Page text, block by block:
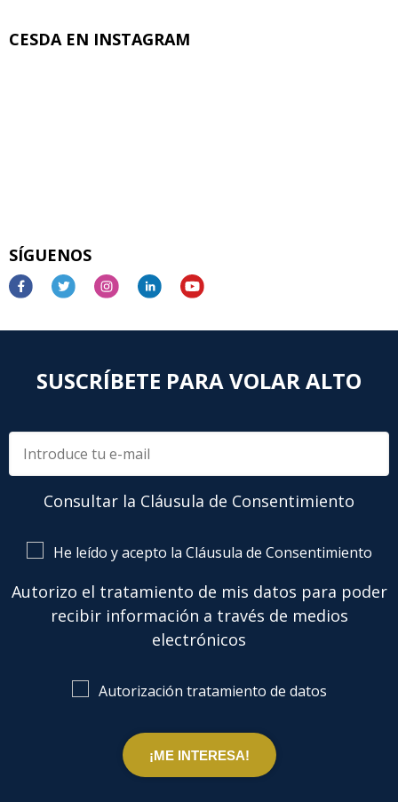
CESDA EN INSTAGRAM
SÍGUENOS
SUSCRÍBETE PARA VOLAR ALTO
Consultar la Cláusula de Consentimiento
He leído y acepto la Cláusula de Consentimiento
Autorizo el tratamiento de mis datos para poder
recibir información a través de medios
electrónicos
Autorización tratamiento de datos